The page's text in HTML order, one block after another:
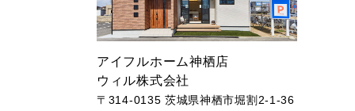
アイフルホーム神栖店
ウィル株式会社
〒314-0135 茨城県神栖市堀割2-1-36